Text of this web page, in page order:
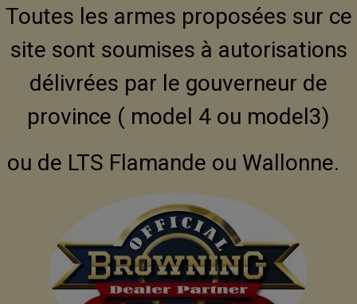
Toutes les armes proposées sur ce
site sont soumises à autorisations
délivrées par le gouverneur de
province ( model 4 ou model3)
ou de LTS Flamande ou Wallonne.